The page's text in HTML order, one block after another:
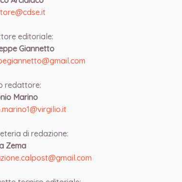
editoriale:
Giannetto
redattore:
Marino
di redazione:
Zema
gmail.com